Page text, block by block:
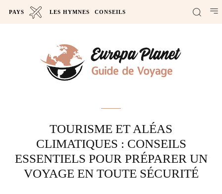
PAYS LES HYMNES CONSEILS
TOURISME ET ALÉAS
CLIMATIQUES : CONSEILS
ESSENTIELS POUR PRÉPARER UN
VOYAGE EN TOUTE SÉCURITÉ